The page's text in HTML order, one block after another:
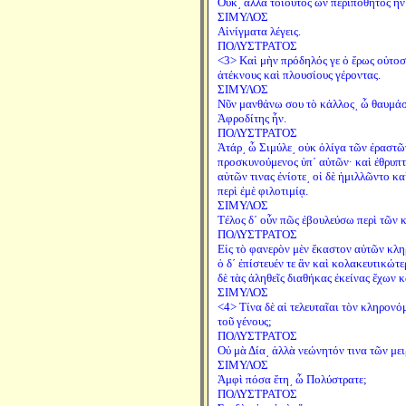
ΣΙΜΥΛΟΣ
Αἰνίγματα λέγεις.
ΠΟΛΥΣΤΡΑΤΟΣ
<3> Καὶ μὴν πρόδηλός γε ὁ ἔρως
ἀτέκνους καὶ πλουσίους γέροντας.
ΣΙΜΥΛΟΣ
Νῦν μανθάνω σου τὸ κάλλος͵ ὦ
Ἀφροδίτης ἦν.
ΠΟΛΥΣΤΡΑΤΟΣ
Ἀτάρ͵ ὦ Σιμύλε͵ οὐκ ὀλίγα τῶν
προσκυνούμενος ὑπ΄ αὐτῶν· καὶ
αὐτῶν τινας ἐνίοτε͵ οἱ δὲ ἡμιλλῶντο
περὶ ἐμὲ φιλοτιμίᾳ.
ΣΙΜΥΛΟΣ
Τέλος δ΄ οὖν πῶς ἐβουλεύσω περὶ τῶν
ΠΟΛΥΣΤΡΑΤΟΣ
Εἰς τὸ φανερὸν μὲν ἕκαστον αὐτῶν
ὁ δ΄ ἐπίστευέν τε ἂν καὶ
δὲ τὰς ἀληθεῖς διαθήκας ἐκείνας ἔχων
ΣΙΜΥΛΟΣ
<4> Τίνα δὲ αἱ τελευταῖαι τὸν
τοῦ γένους;
ΠΟΛΥΣΤΡΑΤΟΣ
Οὐ μὰ Δία͵ ἀλλὰ νεώνητόν τινα τῶν
ΣΙΜΥΛΟΣ
Ἀμφὶ πόσα ἔτη͵ ὦ Πολύστρατε;
ΠΟΛΥΣΤΡΑΤΟΣ